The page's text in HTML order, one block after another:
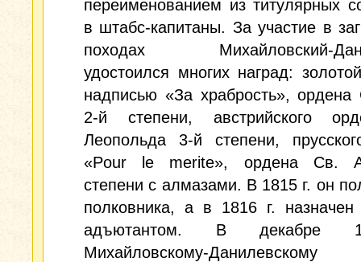
переименованием из титулярных
в штабс-капитаны. За участие в
походах Михайловский-
удостоился многих наград:
надписью «За храбрость»,
2-й степени, австрийского
Леопольда 3-й степени,
«Pour le merite», ордена Св.
степени с алмазами. В 1815 г. он
полковника, а в 1816 г. назначен
адъютантом. В декабре
Михайловскому-